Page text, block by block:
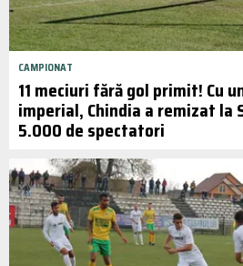
CAMPIONAT
11 meciuri fără gol primit! Cu
imperial, Chindia a remizat la
5.000 de spectatori